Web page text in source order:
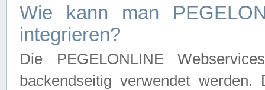
Wie kann man
integrieren?
Die PEGELONLINE
backendseitig verwendet